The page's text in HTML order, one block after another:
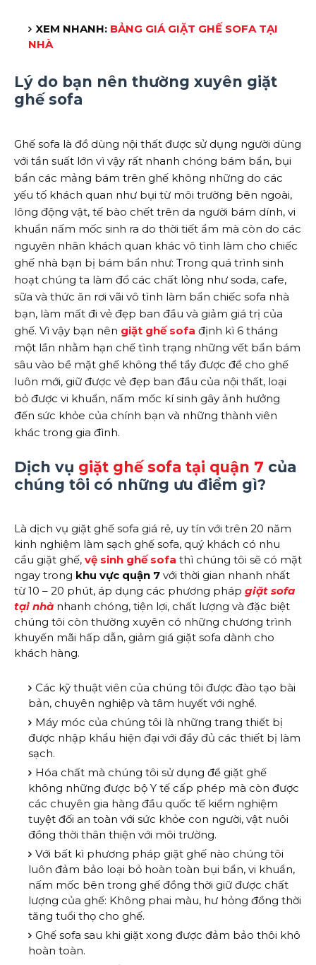
XEM NHANH: BẢNG GIÁ GIẶT GHẾ SOFA TẠI
NHÀ
Lý do bạn nên thường xuyên giặt
ghế sofa
Ghế sofa là đồ dùng nội thất được sử dụng người dùng
với tần suất lớn vì vậy rất nhanh chóng bám bẩn, bụi
bẩn các mảng bám trên ghế không những do các
yếu tố khách quan như bụi từ môi trường bên ngoài,
lông động vật, tế bào chết trên da người bám dính, vi
khuẩn nấm mốc sinh ra do thời tiết ẩm mà còn do các
nguyên nhân khách quan khác vô tình làm cho chiếc
ghế nhà bạn bị bám bẩn như: Trong quá trình sinh
hoạt chúng ta làm đổ các chất lỏng như soda, cafe,
sữa và thức ăn rơi vãi vô tình làm bẩn chiếc sofa nhà
bạn, làm mất đi vẻ đẹp ban đầu và giảm giá trị của
ghế. Vì vậy bạn nên giặt ghế sofa định kì 6 tháng
một lần nhằm hạn chế tình trạng những vết bẩn bám
sâu vào bề mặt ghế không thể tẩy được để cho ghế
luôn mới, giữ được vẻ đẹp ban đầu của nội thất, loại
bỏ được vi khuẩn, nấm mốc kí sinh gây ảnh hưởng
đến sức khỏe của chính bạn và những thành viên
khác trong gia đình.
Dịch vụ giặt ghế sofa tại quận 7 của
chúng tôi có những ưu điểm gì?
Là dịch vụ giặt ghế sofa giá rẻ, uy tín với trên 20 năm
kinh nghiệm làm sạch ghế sofa, quý khách có nhu
cầu giặt ghế, vệ sinh ghế sofa thì chúng tôi sẽ có mặt
ngay trong khu vực quận 7 với thời gian nhanh nhất
từ 10 – 20 phút, áp dụng các phương pháp giặt sofa
tại nhà nhanh chóng, tiện lợi, chất lượng và đặc biệt
chúng tôi còn thường xuyên có những chương trình
khuyến mãi hấp dẫn, giảm giá giặt sofa dành cho
khách hàng.
Các kỹ thuật viên của chúng tôi được đào tạo bài
bản, chuyên nghiệp và tâm huyết với nghề.
Máy móc của chúng tôi là những trang thiết bị
được nhập khẩu hiện đại với đầy đủ các thiết bị làm
sạch.
Hóa chất mà chúng tôi sử dụng để giặt ghế
không những được bộ Y tế cấp phép mà còn được
các chuyên gia hàng đầu quốc tế kiểm nghiệm
tuyệt đối an toàn với sức khỏe con người, vật nuôi
đồng thời thân thiện với môi trường.
Với bất kì phương pháp giặt ghế nào chúng tôi
luôn đảm bảo loại bỏ hoàn toàn bụi bẩn, vi khuẩn,
nấm mốc bên trong ghế đồng thời giữ được chất
lượng của ghế: Không phai màu, hư hỏng đồng thời
tăng tuổi thọ cho ghế.
Ghế sofa sau khi giặt xong được đảm bảo thôi khô
hoàn toàn.